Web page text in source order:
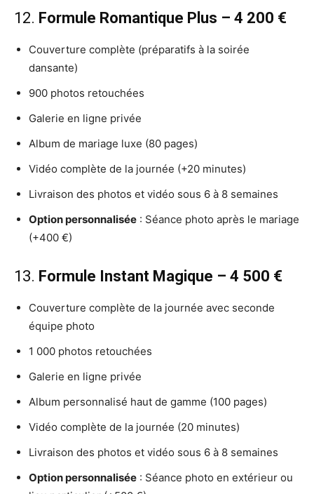
12. Formule Romantique Plus – 4 200 €
Couverture complète (préparatifs à la soirée
dansante)
900 photos retouchées
Galerie en ligne privée
Album de mariage luxe (80 pages)
Vidéo complète de la journée (+20 minutes)
Livraison des photos et vidéo sous 6 à 8 semaines
Option personnalisée : Séance photo après le mariage
(+400 €)
13. Formule Instant Magique – 4 500 €
Couverture complète de la journée avec seconde
équipe photo
1 000 photos retouchées
Galerie en ligne privée
Album personnalisé haut de gamme (100 pages)
Vidéo complète de la journée (20 minutes)
Livraison des photos et vidéo sous 6 à 8 semaines
Option personnalisée : Séance photo en extérieur ou